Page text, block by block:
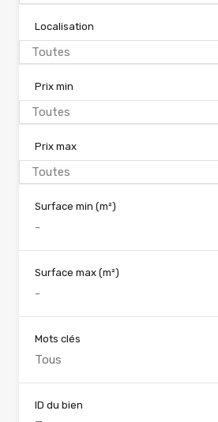
Localisation
Toutes
Prix min
Toutes
Prix max
Toutes
Surface min (m²)
Surface max (m²)
Mots clés
ID du bien